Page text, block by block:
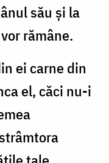
său şi la
rămâne.
ei carne din
el, căci nu-i